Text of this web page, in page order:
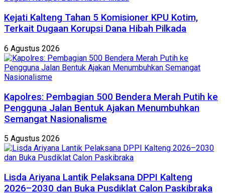
Kejati Kalteng Tahan 5 Komisioner KPU Kotim,
Terkait Dugaan Korupsi Dana Hibah Pilkada
6 Agustus 2026
Kapolres: Pembagian 500 Bendera Merah Putih ke
Pengguna Jalan Bentuk Ajakan Menumbuhkan
Semangat Nasionalisme
5 Agustus 2026
Lisda Ariyana Lantik Pelaksana DPPI Kalteng
2026–2030 dan Buka Pusdiklat Calon Paskibraka